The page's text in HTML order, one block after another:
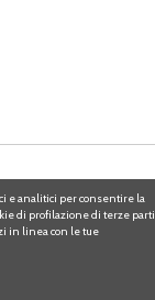
e analitici per consentire la
di profilazione di terze parti
in linea con le tue